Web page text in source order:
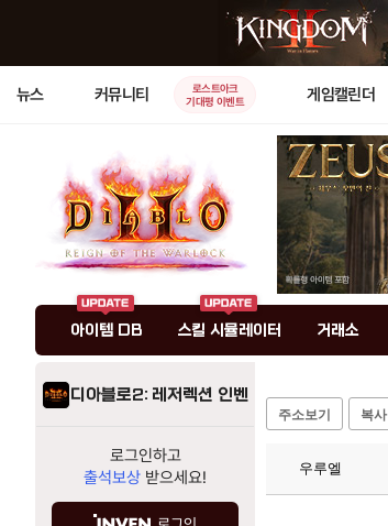
뉴스 커뮤니티
로스트아크
기대평 이벤트
게임캘린더
아이템 DB 스킬 시뮬레이터 거래소
디아블로2: 레저렉션 인벤
로그인하고
출석보상 받으세요!
주소보기 복사
우루엘